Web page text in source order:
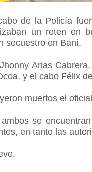
de la Policía
un reten en
secuestro en Baní.
Arias
y el cabo Félix
muertos el
se
en tanto las